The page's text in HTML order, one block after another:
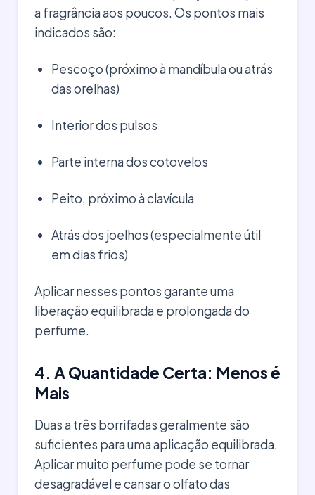
a fragrância aos poucos. Os pontos mais
indicados são:
Pescoço (próximo à mandíbula ou atrás
das orelhas)
Interior dos pulsos
Parte interna dos cotovelos
Peito, próximo à clavícula
Atrás dos joelhos (especialmente útil
em dias frios)
Aplicar nesses pontos garante uma
liberação equilibrada e prolongada do
perfume.
4. A Quantidade Certa: Menos é
Mais
Duas a três borrifadas geralmente são
suficientes para uma aplicação equilibrada.
Aplicar muito perfume pode se tornar
desagradável e cansar o olfato das